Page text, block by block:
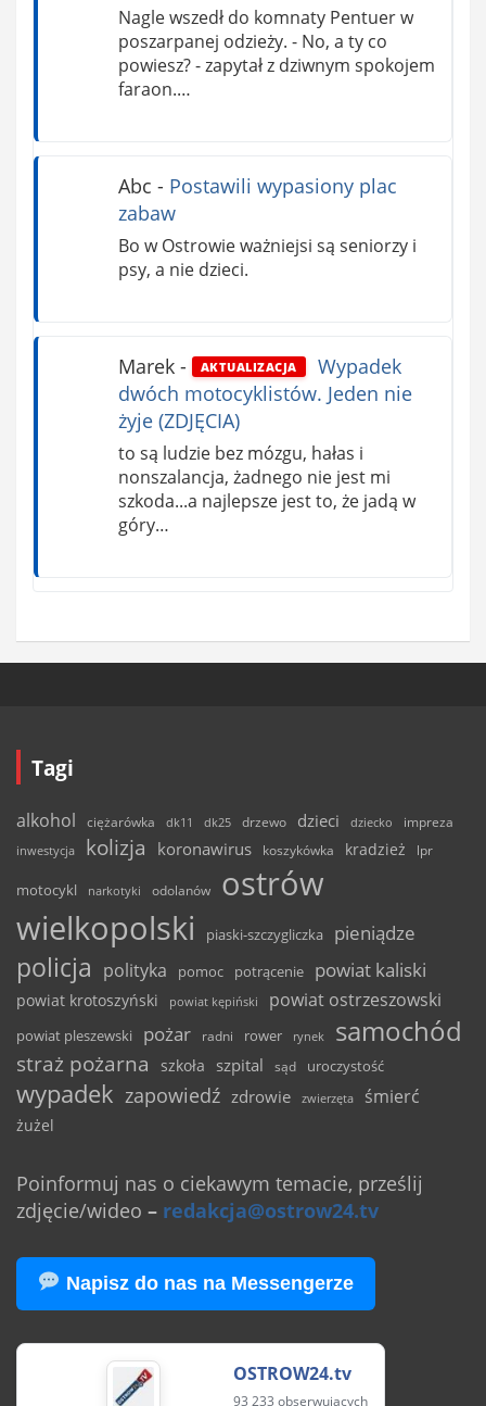
Nagle wszedł do komnaty Pentuer w
poszarpanej odzieży. - No, a ty co
powiesz? - zapytał z dziwnym spokojem
faraon.…
Abc - Postawili wypasiony plac
zabaw
Bo w Ostrowie ważniejsi są seniorzy i
psy, a nie dzieci.
Marek- AKTUALIZACJA
Wypadek
dwóch motocyklistów. Jeden nie
żyje (ZDJĘCIA)
to są ludzie bez mózgu, hałas i
nonszalancja, żadnego nie jest mi
szkoda...a najlepsze jest to, że jadą w
góry…
Tagi
alkohol ciężarówka dk11 dk25 drzewo dzieci dziecko
impreza
inwestycja
kolizja koronawirus koszykówka kradzież lpr
motocykl narkotyki odolanów
ostrów
wielkopolski
piaski-szczygliczka pieniądze
policja polityka pomoc potrącenie powiat kaliski
powiat krotoszyński powiat kępiński powiat ostrzeszowski
powiat pleszewski pożar radni rower rynek samochód
straż pożarna szkoła szpital sąd uroczystość
wypadek zapowiedź zdrowie zwierzęta śmierć
żużel
Poinformuj nas o ciekawym temacie, prześlij
zdjęcie/wideo – redakcja@ostrow24.tv
Napisz do nas na Messengerze
OSTROW24.tv
93 233 obserwujących